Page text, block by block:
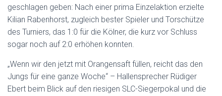
geschlagen geben: Nach einer prima Einzelaktion erzielte
Kilian Rabenhorst, zugleich bester Spieler und Torschütze
des Turniers, das 1:0 für die Kölner, die kurz vor Schluss
sogar noch auf 2:0 erhöhen konnten.
„Wenn wir den jetzt mit Orangensaft füllen, reicht das den
Jungs für eine ganze Woche“ – Hallensprecher Rüdiger
Ebert beim Blick auf den riesigen SLC-Siegerpokal und die